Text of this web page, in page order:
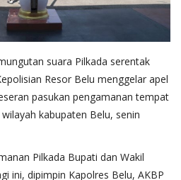
suara Pilkada serentak
Resor Belu menggelar apel
pasukan pengamanan tempat
kabupaten Belu, senin
Pilkada Bupati dan Wakil
ini, dipimpin Kapolres Belu, AKBP